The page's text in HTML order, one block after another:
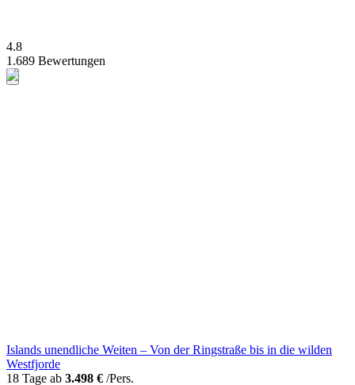
4.8
1.689 Bewertungen
Islands unendliche Weiten – Von der Ringstraße bis in die wilden
Westfjorde
18 Tage ab 3.498 € /Pers.